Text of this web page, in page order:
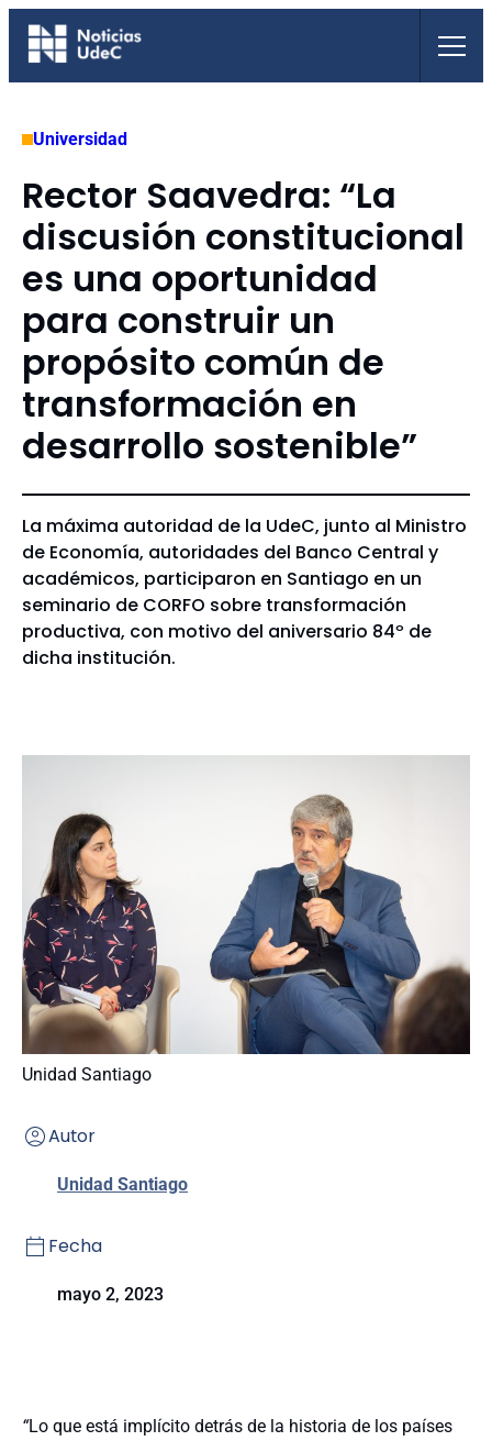
Saltar
Universidad
Rector Saavedra: “La
discusión constitucional
es una oportunidad
para construir un
propósito común de
transformación en
desarrollo sostenible”
La máxima autoridad de la UdeC, junto al Ministro
de Economía, autoridades del Banco Central y
académicos, participaron en Santiago en un
seminario de CORFO sobre transformación
productiva, con motivo del aniversario 84º de
dicha institución.
Unidad Santiago
Autor
Unidad Santiago
Fecha
mayo 2, 2023
“Lo que está implícito detrás de la historia de los países